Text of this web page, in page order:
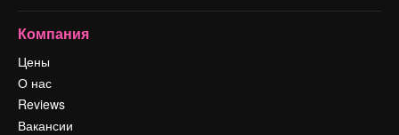
Компания
Цены
О нас
Reviews
Вакансии